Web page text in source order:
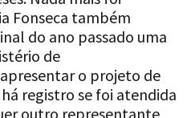
do ano passado uma
de
o projeto de
registro se foi atendida
outro representante